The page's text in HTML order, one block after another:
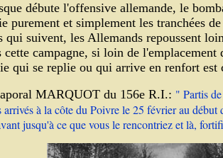
débute l'offensive allemande, le
purement et simplement les tranchées
qui suivent, les Allemands repoussent
cette campagne, si loin de
qui se replie ou qui arrive en renfort
MARQUOT du 156e R.I.: " Partis
arrivés à la côte du Poivre le 25 février au
jusqu'à ce que vous le rencontriez et là,